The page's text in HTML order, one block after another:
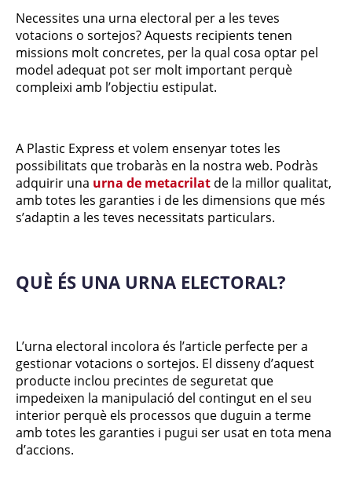
Necessites una urna electoral per a les teves
votacions o sortejos? Aquests recipients tenen
missions molt concretes, per la qual cosa optar pel
model adequat pot ser molt important perquè
compleixi amb l’objectiu estipulat.
A Plastic Express et volem ensenyar totes les
possibilitats que trobaràs en la nostra web. Podràs
adquirir una urna de metacrilat de la millor qualitat,
amb totes les garanties i de les dimensions que més
s’adaptin a les teves necessitats particulars.
QUÈ ÉS UNA URNA ELECTORAL?
L’urna electoral incolora és l’article perfecte per a
gestionar votacions o sortejos. El disseny d’aquest
producte inclou precintes de seguretat que
impedeixen la manipulació del contingut en el seu
interior perquè els processos que duguin a terme
amb totes les garanties i pugui ser usat en tota mena
d’accions.